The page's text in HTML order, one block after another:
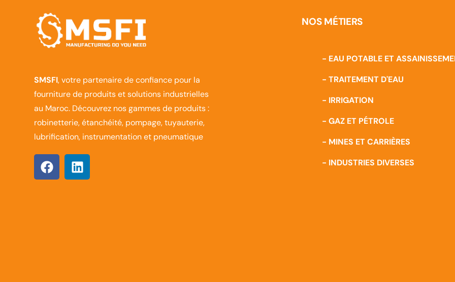
SMSFI, votre partenaire de confiance pour la
fourniture de produits et solutions industrielles
au Maroc. Découvrez nos gammes de produits :
robinetterie, étanchéité, pompage, tuyauterie,
lubrification, instrumentation et pneumatique
NOS MÉTIERS
- EAU POTABLE ET
- TRAITEMENT D'EAU
- IRRIGATION
- GAZ ET PÉTROLE
- MINES ET CARRIÈRES
- INDUSTRIES DIVERSES